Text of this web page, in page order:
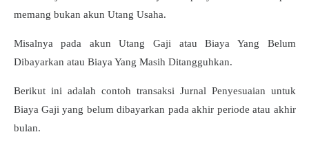
memang bukan akun Utang Usaha.
Misalnya pada akun Utang Gaji atau Biaya Yang Belum
Dibayarkan atau Biaya Yang Masih Ditangguhkan.
Berikut ini adalah contoh transaksi Jurnal Penyesuaian untuk
Biaya Gaji yang belum dibayarkan pada akhir periode atau akhir
bulan.